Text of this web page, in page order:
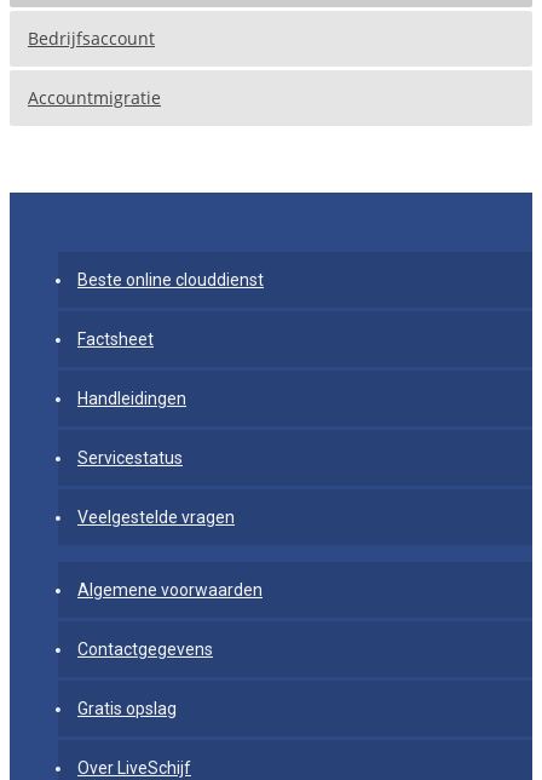
Bedrijfsaccount
Accountmigratie
Beste online clouddienst
Factsheet
Handleidingen
Servicestatus
Veelgestelde vragen
Algemene voorwaarden
Contactgegevens
Gratis opslag
Over LiveSchijf